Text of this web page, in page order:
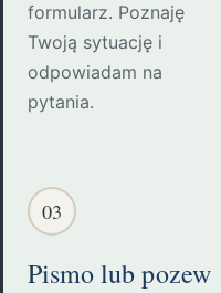
formularz. Poznaję
Twoją sytuację i
odpowiadam na
pytania.
03
Pismo lub pozew